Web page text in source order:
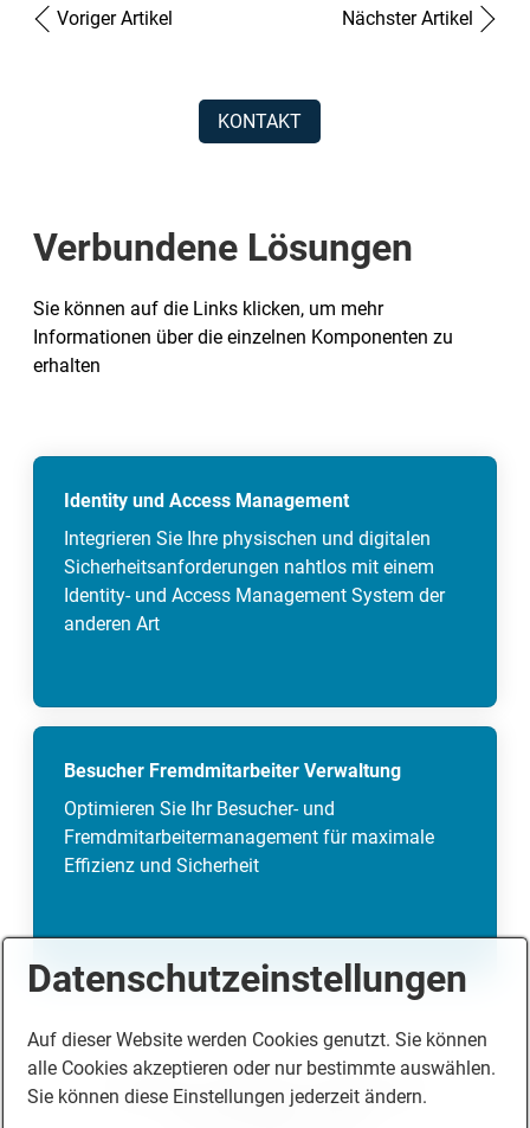
Voriger Artikel Nächster Artikel
KONTAKT
Verbundene Lösungen
Sie können auf die Links klicken, um mehr
Informationen über die einzelnen Komponenten zu
erhalten
Identity und Access Management
Integrieren Sie Ihre physischen und digitalen
Sicherheitsanforderungen nahtlos mit einem
Identity- und Access Management System der
anderen Art
Besucher Fremdmitarbeiter Verwaltung
Optimieren Sie Ihr Besucher- und
Fremdmitarbeitermanagement für maximale
Effizienz und Sicherheit
Startseite Impressum
Datenschutz
Datenschutzeinstellungen
Auf dieser Website werden Cookies genutzt. Sie können
alle Cookies akzeptieren oder nur bestimmte auswählen.
Sie können diese Einstellungen jederzeit ändern.